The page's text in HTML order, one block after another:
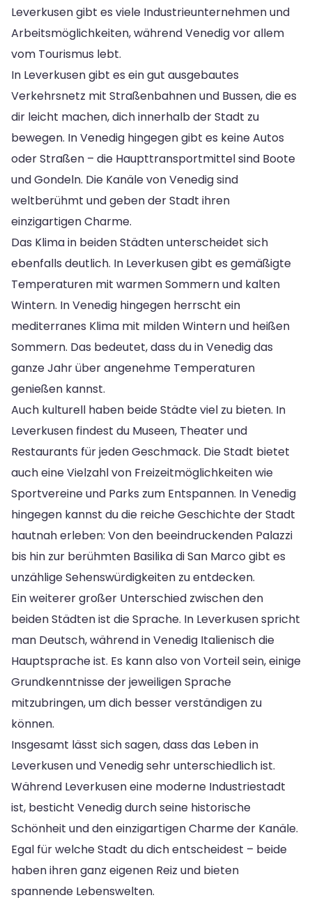
Leverkusen gibt es viele Industrieunternehmen und
Arbeitsmöglichkeiten, während Venedig vor allem
vom Tourismus lebt.
In Leverkusen gibt es ein gut ausgebautes
Verkehrsnetz mit Straßenbahnen und Bussen, die es
dir leicht machen, dich innerhalb der Stadt zu
bewegen. In Venedig hingegen gibt es keine Autos
oder Straßen – die Haupttransportmittel sind Boote
und Gondeln. Die Kanäle von Venedig sind
weltberühmt und geben der Stadt ihren
einzigartigen Charme.
Das Klima in beiden Städten unterscheidet sich
ebenfalls deutlich. In Leverkusen gibt es gemäßigte
Temperaturen mit warmen Sommern und kalten
Wintern. In Venedig hingegen herrscht ein
mediterranes Klima mit milden Wintern und heißen
Sommern. Das bedeutet, dass du in Venedig das
ganze Jahr über angenehme Temperaturen
genießen kannst.
Auch kulturell haben beide Städte viel zu bieten. In
Leverkusen findest du Museen, Theater und
Restaurants für jeden Geschmack. Die Stadt bietet
auch eine Vielzahl von Freizeitmöglichkeiten wie
Sportvereine und Parks zum Entspannen. In Venedig
hingegen kannst du die reiche Geschichte der Stadt
hautnah erleben: Von den beeindruckenden Palazzi
bis hin zur berühmten Basilika di San Marco gibt es
unzählige Sehenswürdigkeiten zu entdecken.
Ein weiterer großer Unterschied zwischen den
beiden Städten ist die Sprache. In Leverkusen spricht
man Deutsch, während in Venedig Italienisch die
Hauptsprache ist. Es kann also von Vorteil sein, einige
Grundkenntnisse der jeweiligen Sprache
mitzubringen, um dich besser verständigen zu
können.
Insgesamt lässt sich sagen, dass das Leben in
Leverkusen und Venedig sehr unterschiedlich ist.
Während Leverkusen eine moderne Industriestadt
ist, besticht Venedig durch seine historische
Schönheit und den einzigartigen Charme der Kanäle.
Egal für welche Stadt du dich entscheidest – beide
haben ihren ganz eigenen Reiz und bieten
spannende Lebenswelten.